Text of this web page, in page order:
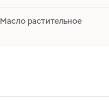
Масло растительное